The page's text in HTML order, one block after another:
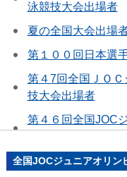
泳競技大会出場者
夏の全国大会出場
第１００回日本選
第４7回全国ＪＯ
技大会出場者
第４６回全国JOC
国際大会代表選考
全国JOCジュニアオリン